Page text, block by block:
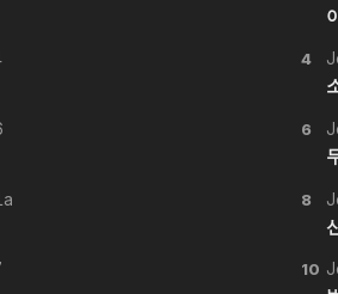
4
6
8
10